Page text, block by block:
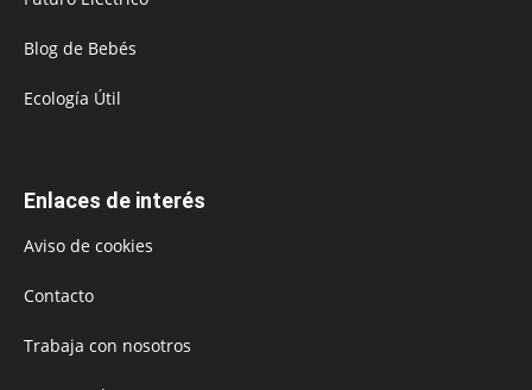
Blog de Bebés
Ecología Útil
Enlaces de interés
Aviso de cookies
Contacto
Trabaja con nosotros